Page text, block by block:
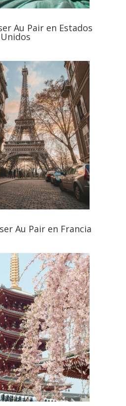
Au Pair en Estados
Unidos
Au Pair en Francia